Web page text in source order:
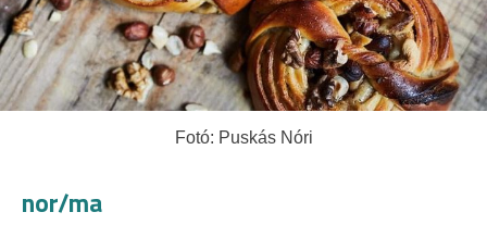
Fotó: Puskás Nóri
nor/ma